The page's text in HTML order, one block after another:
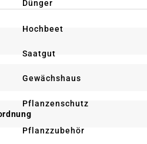
Dünger
Hochbeet
Saatgut
Gewächshaus
Pflanzenschutz
Pflanzzubehör